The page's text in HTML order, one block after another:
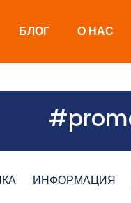
БЛОГ О НАС
ИНФОРМАЦИЯ